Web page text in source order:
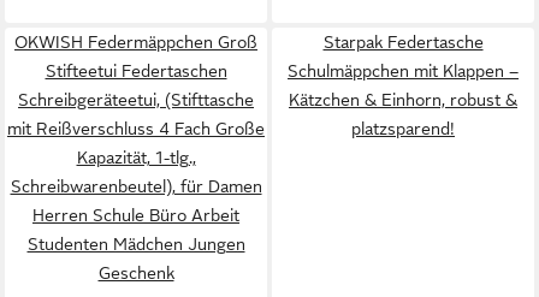
OKWISH Federmäppchen Groß
Stifteetui Federtaschen
Schreibgeräteetui, (Stifttasche
mit Reißverschluss 4 Fach Große
Kapazität, 1-tlg.,
Schreibwarenbeutel), für Damen
Herren Schule Büro Arbeit
Studenten Mädchen Jungen
Geschenk
Starpak Federtasche
Schulmäppchen mit Klappen –
Kätzchen & Einhorn, robust &
platzsparend!